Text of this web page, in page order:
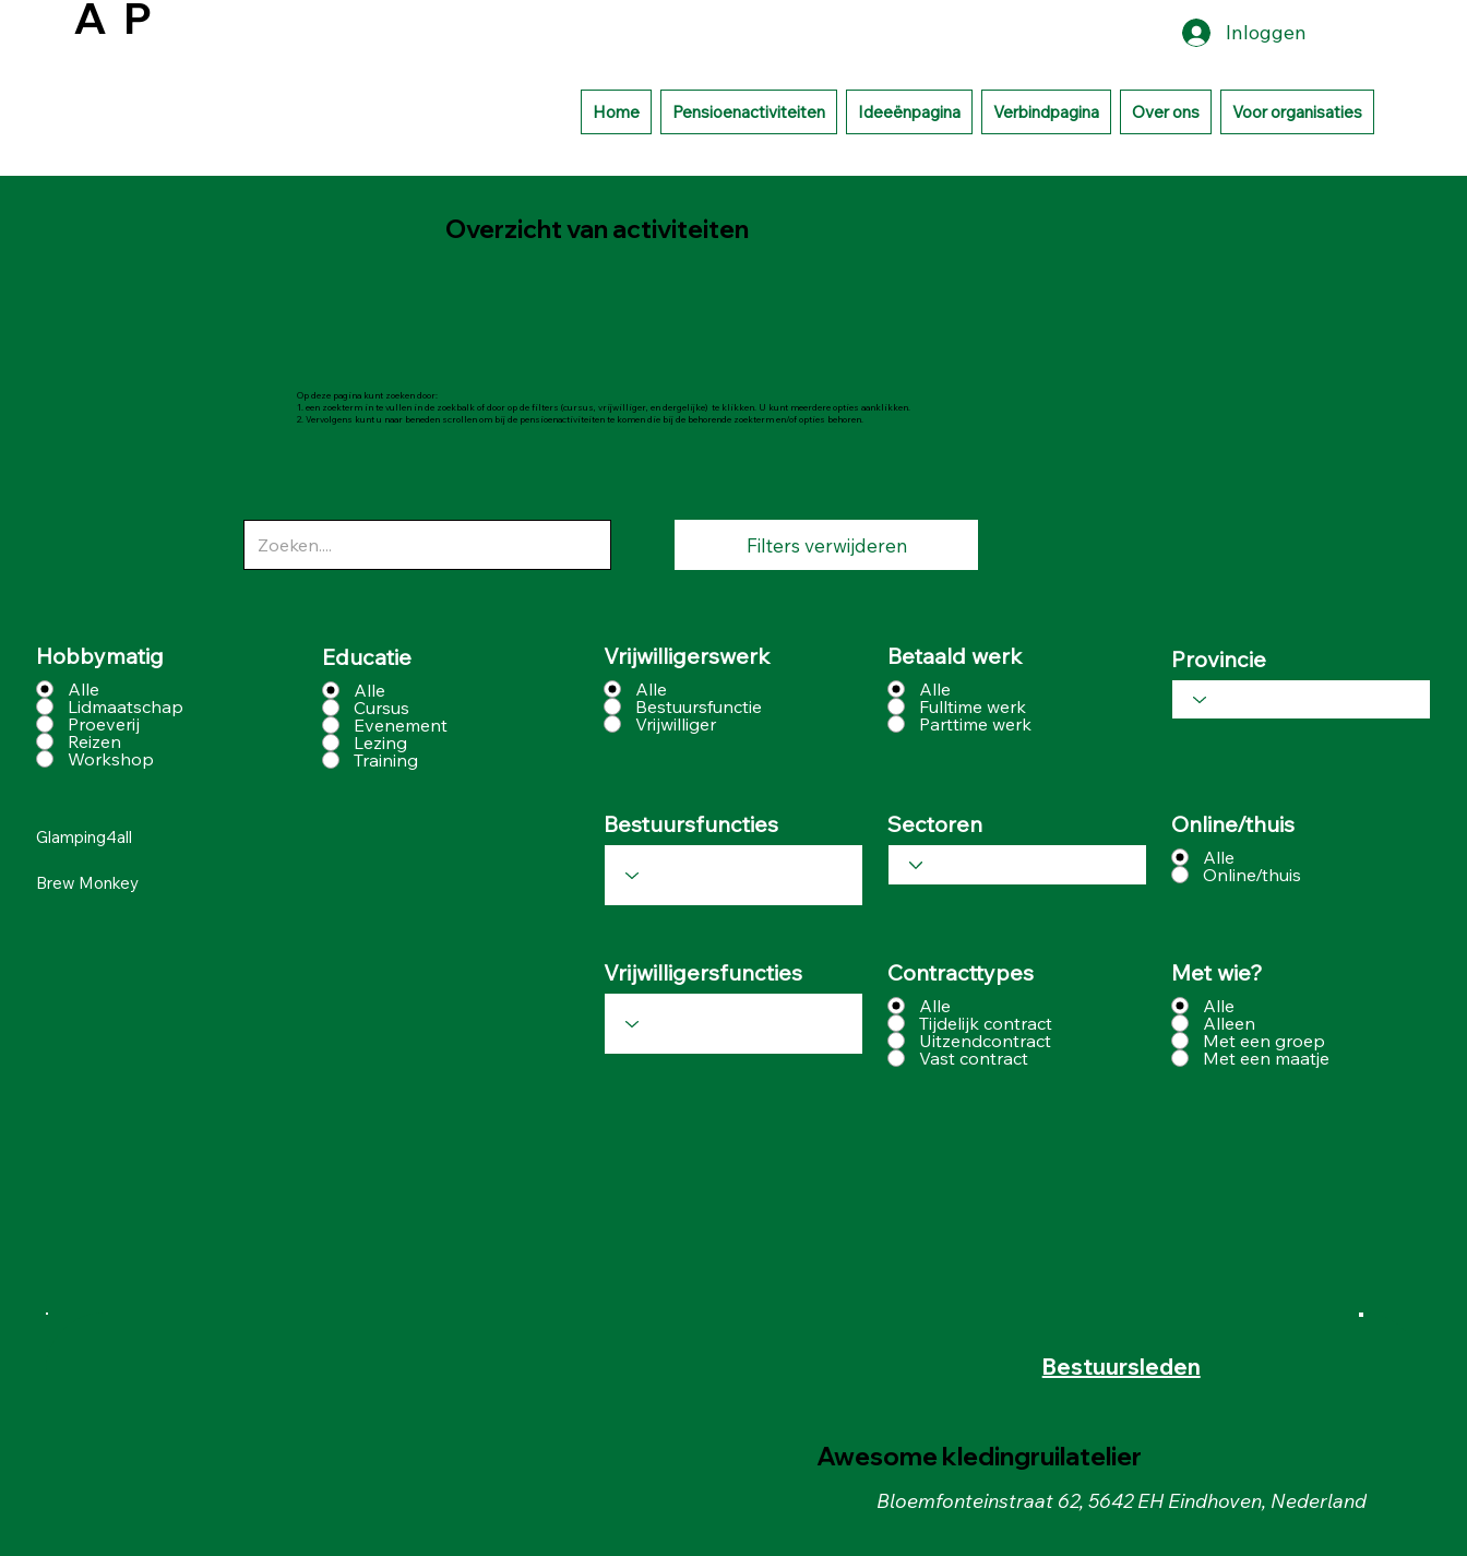
A P Inloggen
Home Pensioenactiviteiten Ideeënpagina Verbindpagina Over ons Voor organisaties
Overzicht van activiteiten
Op deze pagina kunt zoeken door:
1. een zoekterm in te vullen in de zoekbalk of door op de filters (cursus, vrijwilliger, en dergelijke) te klikken. U kunt meerdere opties aanklikken.
2. Vervolgens kunt u naar beneden scrollen om bij de pensioenactiviteiten te komen die bij de behorende zoekterm en/of opties behoren.
Filters verwijderen
Hobbymatig
Alle
Lidmaatschap
Proeverij
Reizen
Workshop
Vrijwilligerswerk
Alle
Bestuursfunctie
Vrijwilliger
Bestuursfuncties
Vrijwilligersfuncties
Sectoren
Betaald werk
Alle
Fulltime werk
Parttime werk
Provincie
Online/thuis
Alle
Online/thuis
Met wie?
Alle
Alleen
Met een groep
Met een maatje
Glamping4all
Brew Monkey
Contracttypes
Alle
Tijdelijk contract
Uitzendcontract
Vast contract
Educatie
Alle
Cursus
Evenement
Lezing
Training
Bestuursleden
Awesome kledingruilatelier
Bloemfonteinstraat 62, 5642 EH Eindhoven, Nederland